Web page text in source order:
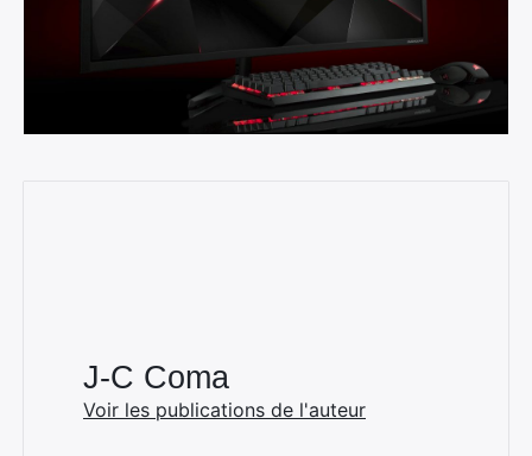
J-C Coma
Voir les publications de l'auteur